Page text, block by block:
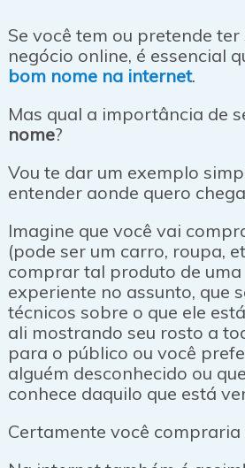
Se você tem ou pretende
negócio online, é essencial
bom nome na internet.
Mas qual a importância de
nome?
Vou te dar um exemplo
entender aonde quero
Imagine que você vai
(pode ser um carro, roupa,
comprar tal produto de uma
experiente no assunto, que
técnicos sobre o que ele
ali mostrando seu rosto a
para o público ou você
alguém desconhecido ou
conhece daquilo que está
Certamente você compraria